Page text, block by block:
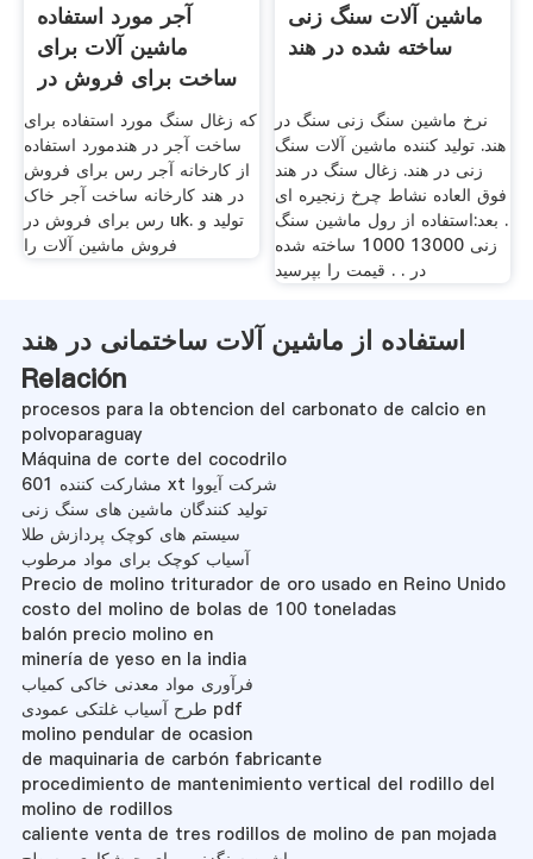
آجر مورد استفاده
ماشین آلات برای
ساخت برای فروش در
هند
که زغال سنگ مورد استفاده برای
ساخت آجر در هندمورد استفاده
از کارخانه آجر رس برای فروش
در هند کارخانه ساخت آجر خاک
رس برای فروش در uk. تولید و
فروش ماشین آلات را
ماشین آلات سنگ زنی
ساخته شده در هند
نرخ ماشین سنگ زنی سنگ در
هند. تولید کننده ماشین آلات سنگ
زنی در هند. زغال سنگ در هند
فوق العاده نشاط چرخ زنجیره ای
. بعد:استفاده از رول ماشین سنگ
زنی 13000 1000 ساخته شده
در . . قیمت را بپرسید
استفاده از ماشین آلات ساختمانی در هند
Relación
procesos para la obtencion del carbonato de calcio en
polvoparaguay
Máquina de corte del cocodrilo
مشارکت کننده 601 xt شرکت آیووا
تولید کنندگان ماشین های سنگ زنی
سیستم های کوچک پردازش طلا
آسیاب کوچک برای مواد مرطوب
Precio de molino triturador de oro usado en Reino Unido
costo del molino de bolas de 100 toneladas
balón precio molino en
minería de yeso en la india
فرآوری مواد معدنی خاکی کمیاب
طرح آسیاب غلتکی عمودی pdf
molino pendular de ocasion
de maquinaria de carbón fabricante
procedimiento de mantenimiento vertical del rodillo del
molino de rodillos
caliente venta de tres rodillos de molino de pan mojada